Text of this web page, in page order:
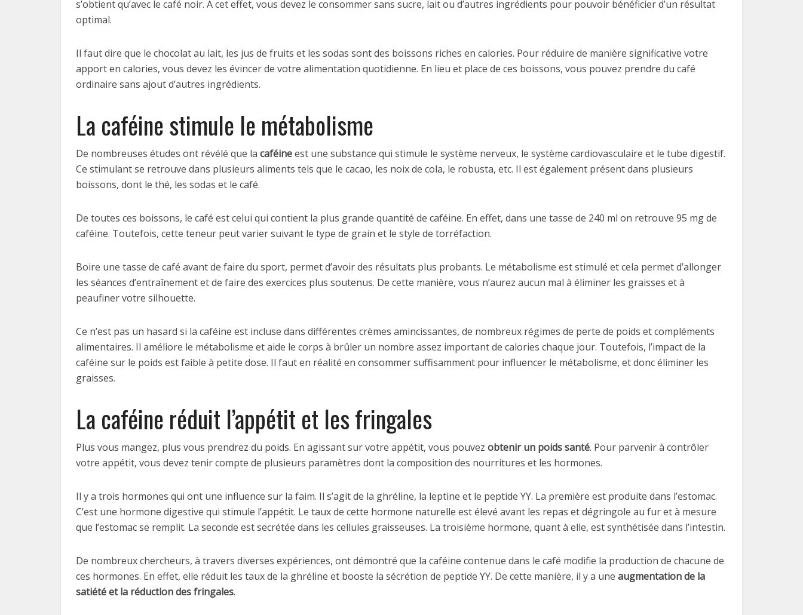
s’obtient qu’avec le café noir. À cet effet, vous devez le consommer sans sucre, lait ou d’autres ingrédients pour pouvoir bénéficier d’un résultat
optimal.
Il faut dire que le chocolat au lait, les jus de fruits et les sodas sont des boissons riches en calories. Pour réduire de manière significative votre
apport en calories, vous devez les évincer de votre alimentation quotidienne. En lieu et place de ces boissons, vous pouvez prendre du café
ordinaire sans ajout d’autres ingrédients.
La caféine stimule le métabolisme
De nombreuses études ont révélé que la caféineest une substance qui stimule le système nerveux, le système cardiovasculaire et le tube digestif.
Ce stimulant se retrouve dans plusieurs aliments tels que le cacao, les noix de cola, le robusta, etc. Il est également présent dans plusieurs
boissons, dont le thé, les sodas et le café.
De toutes ces boissons, le café est celui qui contient la plus grande quantité de caféine. En effet, dans une tasse de 240 ml on retrouve 95 mg de
caféine. Toutefois, cette teneur peut varier suivant le type de grain et le style de torréfaction.
Boire une tasse de café avant de faire du sport, permet d’avoir des résultats plus probants. Le métabolisme est stimulé et cela permet d’allonger
les séances d’entraînement et de faire des exercices plus soutenus. De cette manière, vous n’aurez aucun mal à éliminer les graisses et à
peaufiner votre silhouette.
Ce n’est pas un hasard si la caféine est incluse dans différentes crèmes amincissantes, de nombreux régimes de perte de poids et compléments
alimentaires. Il améliore le métabolisme et aide le corps à brûler un nombre assez important de calories chaque jour. Toutefois, l’impact de la
caféine sur le poids est faible à petite dose. Il faut en réalité en consommer suffisamment pour influencer le métabolisme, et donc éliminer les
graisses.
La caféine réduit l’appétit et les fringales
Plus vous mangez, plus vous prendrez du poids. En agissant sur votre appétit, vous pouvez obtenir un poids santé. Pour parvenir à contrôler
votre appétit, vous devez tenir compte de plusieurs paramètres dont la composition des nourritures et les hormones.
Il y a trois hormones qui ont une influence sur la faim. Il s’agit de la ghréline, la leptine et le peptide YY. La première est produite dans l’estomac.
C’est une hormone digestive qui stimule l’appétit. Le taux de cette hormone naturelle est élevé avant les repas et dégringole au fur et à mesure
que l’estomac se remplit. La seconde est secrétée dans les cellules graisseuses. La troisième hormone, quant à elle, est synthétisée dans l’intestin.
De nombreux chercheurs, à travers diverses expériences, ont démontré que la caféine contenue dans le café modifie la production de chacune de
ces hormones. En effet, elle réduit les taux de la ghréline et booste la sécrétion de peptide YY. De cette manière, il y a une augmentation de la
satiété et la réduction des fringales.